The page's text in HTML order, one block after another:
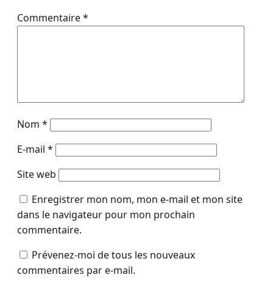
Commentaire*
Nom *
E-mail *
Site web
Enregistrer mon nom, mon e-mail et mon site
dans le navigateur pour mon prochain
commentaire.
Prévenez-moi de tous les nouveaux
commentaires par e-mail.